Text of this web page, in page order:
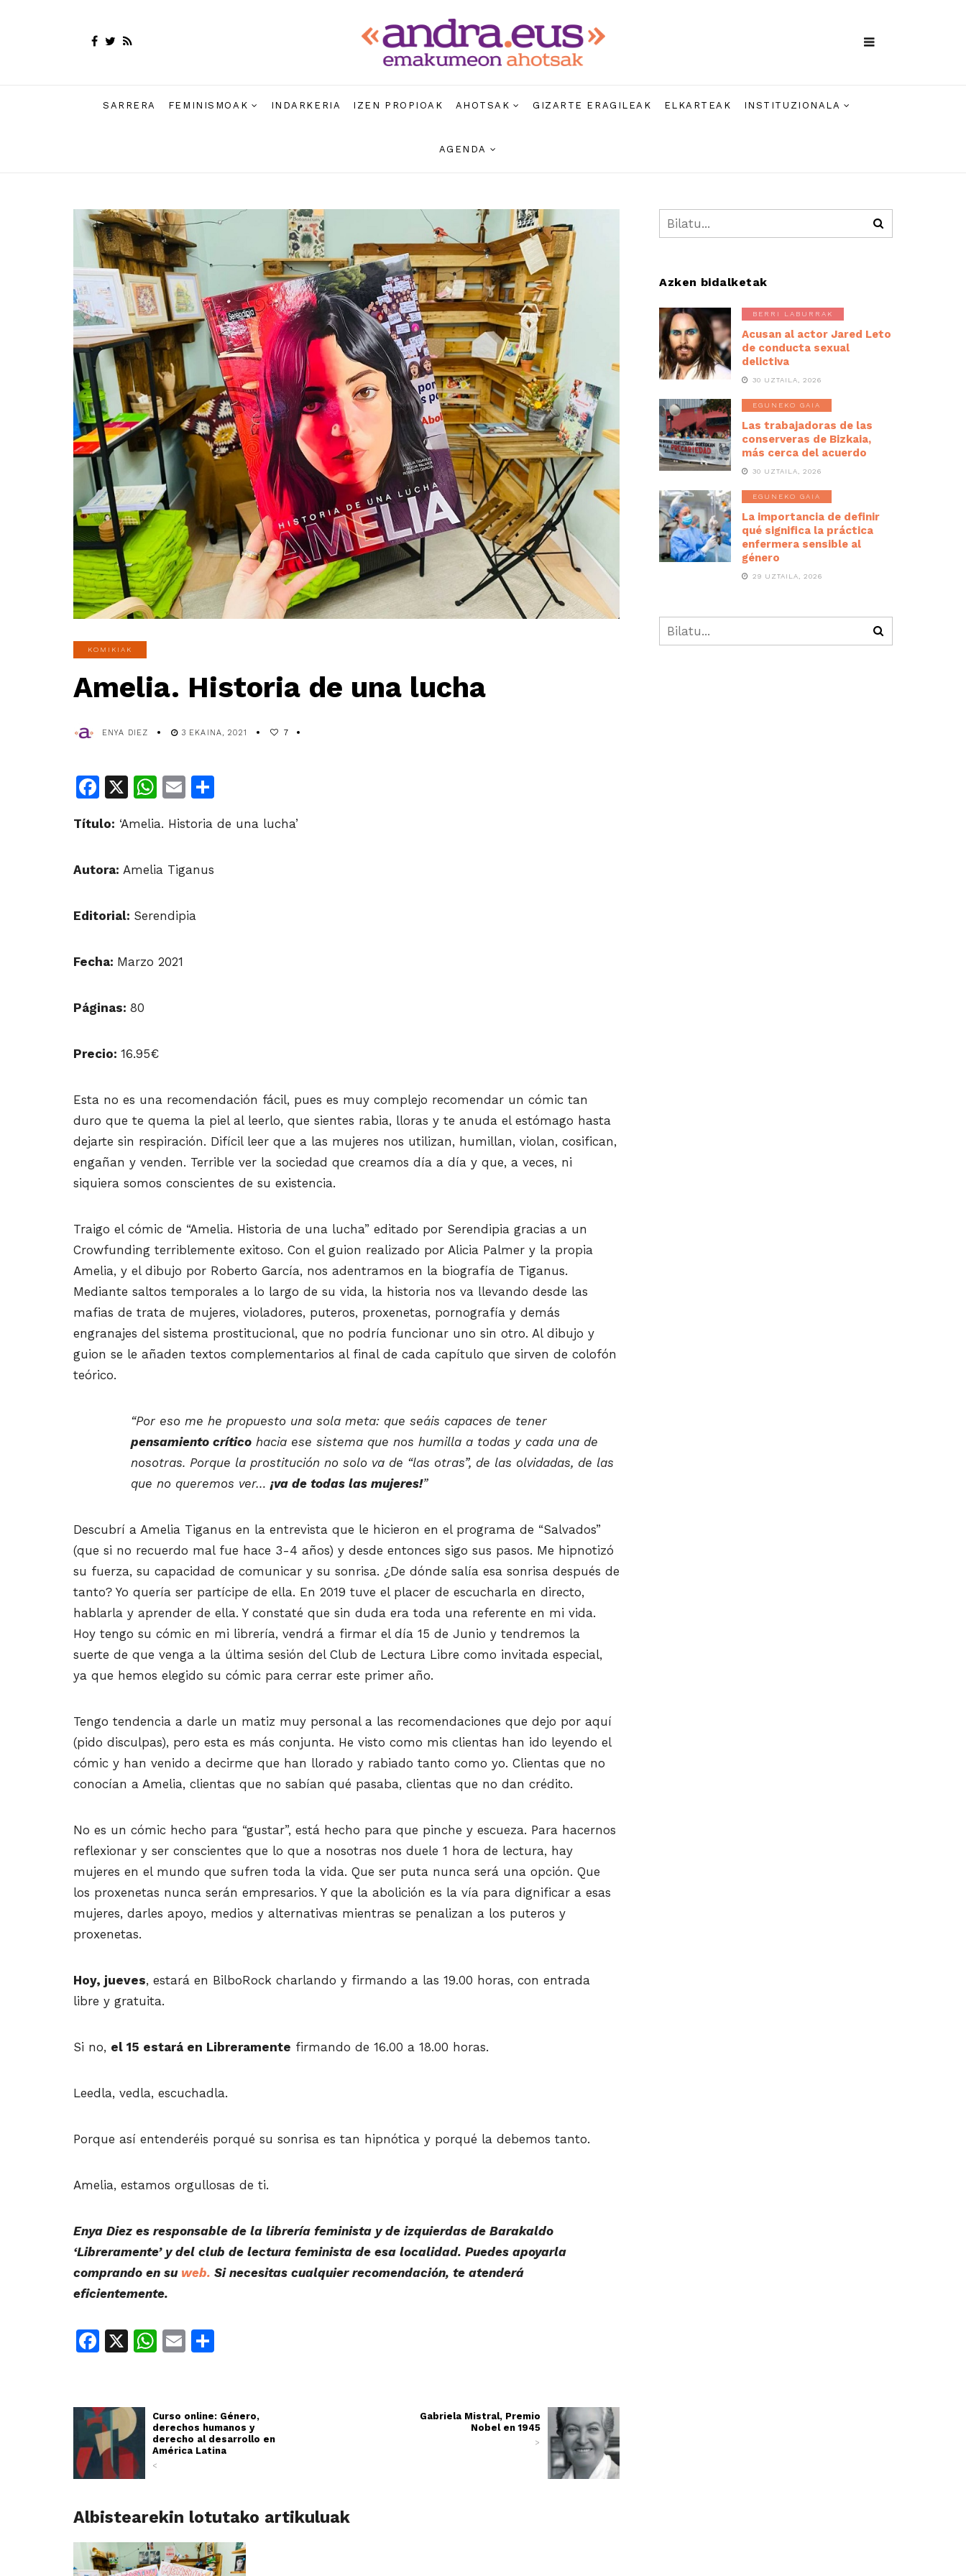
SARRERA FEMINISMOAK INDARKERIA IZEN PROPIOAK AHOTSAK GIZARTE ERAGILEAK ELKARTEAK INSTITUZIONALA
AGENDA
KOMIKIAK
Amelia. Historia de una lucha
ENYA DIEZ 3 EKAINA, 2021 7
Facebook
X WhatsApp
Email
Título: ‘Amelia. Historia de una lucha’
Autora: Amelia Tiganus
Editorial: Serendipia
Fecha: Marzo 2021
Páginas: 80
Precio: 16.95€
Esta no es una recomendación fácil, pues es muy complejo recomendar un cómic tan
duro que te quema la piel al leerlo, que sientes rabia, lloras y te anuda el estómago hasta
dejarte sin respiración. Difícil leer que a las mujeres nos utilizan, humillan, violan, cosifican,
engañan y venden. Terrible ver la sociedad que creamos día a día y que, a veces, ni
siquiera somos conscientes de su existencia.
Traigo el cómic de “Amelia. Historia de una lucha” editado por Serendipia gracias a un
Crowfunding terriblemente exitoso. Con el guion realizado por Alicia Palmer y la propia
Amelia, y el dibujo por Roberto García, nos adentramos en la biografía de Tiganus.
Mediante saltos temporales a lo largo de su vida, la historia nos va llevando desde las
mafias de trata de mujeres, violadores, puteros, proxenetas, pornografía y demás
engranajes del sistema prostitucional, que no podría funcionar uno sin otro. Al dibujo y
guion se le añaden textos complementarios al final de cada capítulo que sirven de colofón
teórico.
“Por eso me he propuesto una sola meta: que seáis capaces de tener
pensamiento crítico hacia ese sistema que nos humilla a todas y cada una de
nosotras. Porque la prostitución no solo va de “las otras”, de las olvidadas, de las
que no queremos ver… ¡va de todas las mujeres!”
Descubrí a Amelia Tiganus en la entrevista que le hicieron en el programa de “Salvados”
(que si no recuerdo mal fue hace 3-4 años) y desde entonces sigo sus pasos. Me hipnotizó
su fuerza, su capacidad de comunicar y su sonrisa. ¿De dónde salía esa sonrisa después de
tanto? Yo quería ser partícipe de ella. En 2019 tuve el placer de escucharla en directo,
hablarla y aprender de ella. Y constaté que sin duda era toda una referente en mi vida.
Hoy tengo su cómic en mi librería, vendrá a firmar el día 15 de Junio y tendremos la
suerte de que venga a la última sesión del Club de Lectura Libre como invitada especial,
ya que hemos elegido su cómic para cerrar este primer año.
Tengo tendencia a darle un matiz muy personal a las recomendaciones que dejo por aquí
(pido disculpas), pero esta es más conjunta. He visto como mis clientas han ido leyendo el
cómic y han venido a decirme que han llorado y rabiado tanto como yo. Clientas que no
conocían a Amelia, clientas que no sabían qué pasaba, clientas que no dan crédito.
No es un cómic hecho para “gustar”, está hecho para que pinche y escueza. Para hacernos
reflexionar y ser conscientes que lo que a nosotras nos duele 1 hora de lectura, hay
mujeres en el mundo que sufren toda la vida. Que ser puta nunca será una opción. Que
los proxenetas nunca serán empresarios. Y que la abolición es la vía para dignificar a esas
mujeres, darles apoyo, medios y alternativas mientras se penalizan a los puteros y
proxenetas.
Hoy, jueves, estará en BilboRock charlando y firmando a las 19.00 horas, con entrada
libre y gratuita.
Si no, el 15 estará en Libreramente firmando de 16.00 a 18.00 horas.
Leedla, vedla, escuchadla.
Porque así entenderéis porqué su sonrisa es tan hipnótica y porqué la debemos tanto.
Amelia, estamos orgullosas de ti.
Enya Diez es responsable de la librería feminista y de izquierdas de Barakaldo
‘Libreramente’ y del club de lectura feminista de esa localidad. Puedes apoyarla
comprando en suweb. Si necesitas cualquier recomendación, te atenderá
eficientemente.
Facebook
X WhatsApp
Email
Curso online: Género,
derechos humanos y
derecho al desarrollo en
América Latina
<
Gabriela Mistral, Premio
Nobel en 1945
>
Albistearekin lotutako artikuluak
Azken bidalketak
BERRI LABURRAK
Acusan al actor Jared Leto
de conducta sexual
delictiva
30 UZTAILA, 2026
EGUNEKO GAIA
Las trabajadoras de las
conserveras de Bizkaia,
más cerca del acuerdo
30 UZTAILA, 2026
EGUNEKO GAIA
La importancia de definir
qué significa la práctica
enfermera sensible al
género
29 UZTAILA, 2026